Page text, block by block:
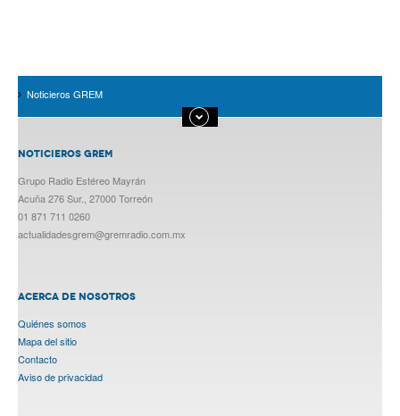
Noticieros GREM
NOTICIEROS GREM
Grupo Radio Estéreo Mayrán
Acuña 276 Sur., 27000 Torreón
01 871 711 0260
actualidadesgrem@gremradio.com.mx
ACERCA DE NOSOTROS
Quiénes somos
Mapa del sitio
Contacto
Aviso de privacidad